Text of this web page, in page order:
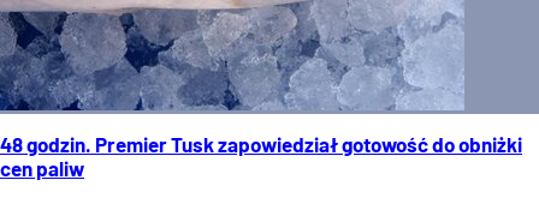
48 godzin. Premier Tusk zapowiedział gotowość do obniżki
cen paliw